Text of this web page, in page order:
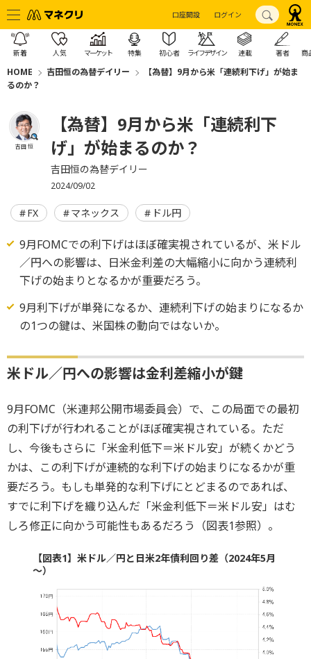
口座開設 ログイン
新着 人気 マーケット 特集 初心者 ライフデザイン 連載 著者 商
HOME 吉田恒の為替デイリー
【為替】9月から米「連続利下げ」が始ま
るのか？
吉田 恒
【為替】9月から米「連続利下
げ」が始まるのか？
吉田恒の為替デイリー
2024/09/02
FX マネックス ドル円
9月FOMCでの利下げはほぼ確実視されているが、米ドル
／円への影響は、日米金利差の大幅縮小に向かう連続利
下げの始まりとなるかが重要だろう。
9月利下げが単発になるか、連続利下げの始まりになるか
の1つの鍵は、米国株の動向ではないか。
米ドル／円への影響は金利差縮小が鍵
9月FOMC（米連邦公開市場委員会）で、この局面での最初
の利下げが行われることがほぼ確実視されている。ただ
し、今後もさらに「米金利低下＝米ドル安」が続くかどう
かは、この利下げが連続的な利下げの始まりになるかが重
要だろう。もしも単発的な利下げにとどまるのであれば、
すでに利下げを織り込んだ「米金利低下＝米ドル安」はむ
しろ修正に向かう可能性もあるだろう（図表1参照）。
【図表1】米ドル／円と日米2年債利回り差（2024年5月
～）